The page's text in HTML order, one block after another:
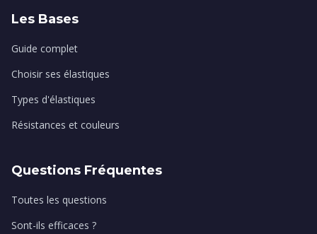
Les Bases
Guide complet
Choisir ses élastiques
Types d'élastiques
Résistances et couleurs
Questions Fréquentes
Toutes les questions
Sont-ils efficaces ?